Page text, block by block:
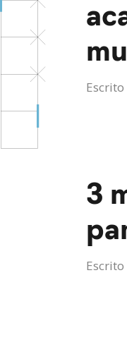
3